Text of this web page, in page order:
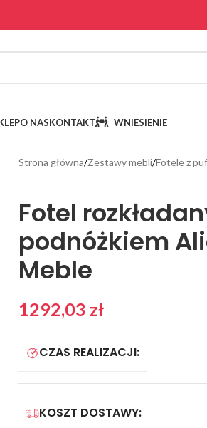
O NASKONTAKT WNIESIENIE
Strona główna Zestawy mebli Fotele z
Fotel
podnóżkiem
Meble
1292,03 zł
CZAS REALIZACJI:
KOSZT DOSTAWY: